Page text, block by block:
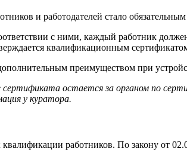
и работодателей стало
с ними, каждый работник
квалификационным
преимуществом при
остается за органом по
у куратора.
работников. По закону от